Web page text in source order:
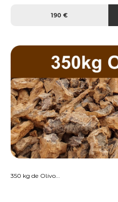
190 €
350 kg de Olivo...